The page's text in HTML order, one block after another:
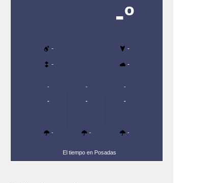
-º
- -
- -
-
-
-
-
-
-
-
-
-
El tiempo en Posadas